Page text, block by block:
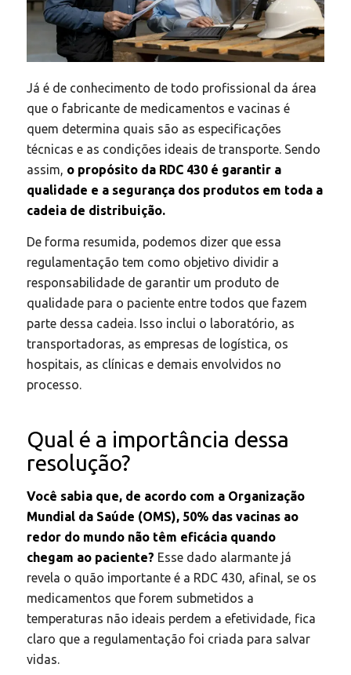
Já é de conhecimento de todo profissional da área
que o fabricante de medicamentos e vacinas é
quem determina quais são as especificações
técnicas e as condições ideais de transporte. Sendo
assim, o propósito da RDC 430 é garantir a
qualidade e a segurança dos produtos em toda a
cadeia de distribuição.
De forma resumida, podemos dizer que essa
regulamentação tem como objetivo dividir a
responsabilidade de garantir um produto de
qualidade para o paciente entre todos que fazem
parte dessa cadeia. Isso inclui o laboratório, as
transportadoras, as empresas de logística, os
hospitais, as clínicas e demais envolvidos no
processo.
Qual é a importância dessa
resolução?
Você sabia que, de acordo com a Organização
Mundial da Saúde (OMS), 50% das vacinas ao
redor do mundo não têm eficácia quando
chegam ao paciente? Esse dado alarmante já
revela o quão importante é a RDC 430, afinal, se os
medicamentos que forem submetidos a
temperaturas não ideais perdem a efetividade, fica
claro que a regulamentação foi criada para salvar
vidas.